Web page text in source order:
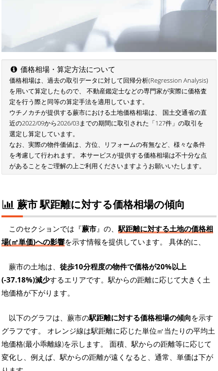
価格相場・算定方法について
価格相場は、過去の取引データに対して回帰分析(Regression Analysis)
を用いて算定したもので、 不動産鑑定士などの専門家が実際に価格査
定を行う際と同等の算定手法を適用しています。
ウチノカチが提供する蕨市における土地価格相場は、 国土交通省の直
近の2022/09から2026/03までの期間に取引された「127件」の取引を
選定し算定しています。
なお、実際の物件価値は、方位、リフォームの有無など、様々な条件
を考慮して行われます。 本サービスが提供する価格相場は不十分な点
があることをご理解の上ご利用くださいますようお願いいたします。
蕨市 駅距離に対する価格相場の傾向
このセクションでは『蕨市 』の、 駅距離に対する土地の価格相
場(㎡単価)への影響を示す情報を提供しています。 具体的に、
蕨市の土地は、 徒歩10分程度の物件で価格が20%以上
(-37.18%)減少するエリアです。駅からの距離に応じて大きく土
地価格が下がります。
以下のグラフは、蕨市の駅距離に対する価格相場の傾向を示す
グラフです。 オレンジ線は駅距離に応じた単位㎡当たりの平均土
地価格(最小乖離線)を示します。 面積、駅からの距離等に応じて
変化し、例えば、駅からの距離が遠くなると、通常、単価は下が